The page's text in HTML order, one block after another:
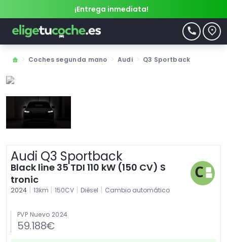
¡Entrega inmediata!
Coches segunda mano Audi Q3 Sportback
Audi Q3 Sportback
Black line 35 TDI 110 kW (150 CV) S
tronic
2024 | 13km | 150CV | Diésel | Cambio automático
PVP Nuevo 2024
59.188€